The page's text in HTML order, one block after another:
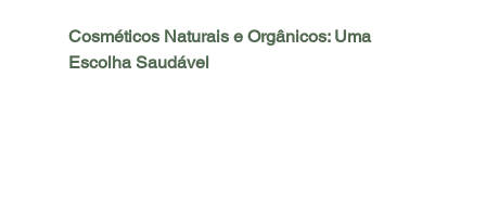
Cosméticos Naturais e Orgânicos: Uma
Escolha Saudável